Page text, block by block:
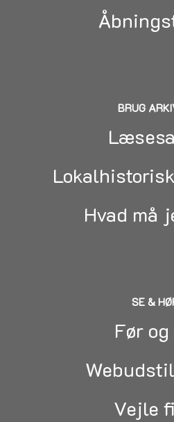
BRUG
Hvad må
SE &
Før
Vejle